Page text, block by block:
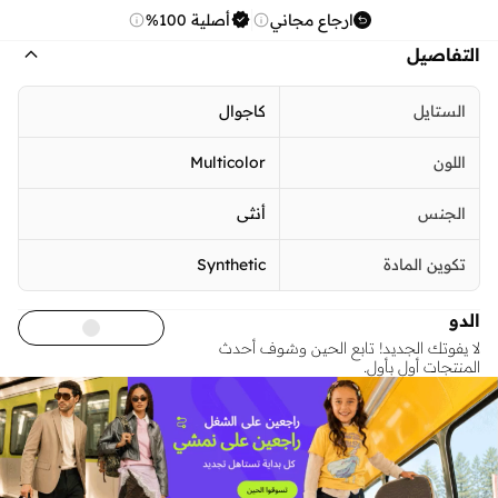
ارجاع مجاني أصلية 100%
التفاصيل
الستايل كاجوال
اللون Multicolor
الجنس أنثى
تكوين المادة Synthetic
الدو
لا يفوتك الجديد! تابع الحين وشوف أحدث
المنتجات أول بأول.